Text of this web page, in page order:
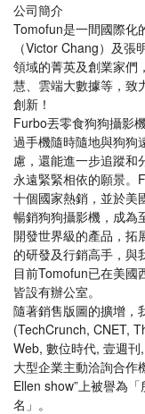
公司簡介
Tomofun是一間國際化
（Victor Chang）及
領域的菁英及創業家們
慧、雲端大數據等，致
創新！
Furbo丟零食狗狗攝影
過手機隨時隨地與狗狗
慮，還能進一步追蹤和
永遠緊緊相依的願景。
十個國家熱銷，並於美
暢銷狗狗攝影機，成為
開發世界級的產品，拓
的研發及行銷高手，與
目前Tomofun已在美國
皆設有辦公室。
隨著銷售版圖的擴增，
(TechCrunch, CNET,
Web, 數位時代, 壹週
大型企業主動洽詢合作
Ellen show”上被譽為
名」。